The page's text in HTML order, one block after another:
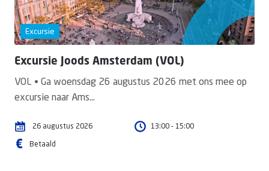
Excursie
Excursie Joods Amsterdam (VOL)
VOL • Ga woensdag 26 augustus 2026 met ons mee op
excursie naar Ams...
26 augustus 2026 13:00 - 15:00
Betaald